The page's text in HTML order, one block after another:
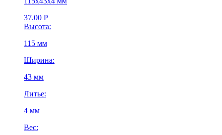
37.00 Р
Высота:
115 мм
Ширина:
43 мм
Литье:
4 мм
Вес: